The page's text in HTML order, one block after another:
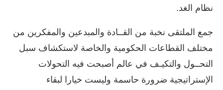
نظام الغد.
جمع الملتقى نخبة من القــادة والمبدعين والمفكرين من
مختلف القطاعات الحكومية والخاصة لاستكشاف سبل
التحــول والتكيـف في عالم أصبحت فيه التحولات
الإستراتيجية ضرورة حاسمة وليست خيارا لبقاء